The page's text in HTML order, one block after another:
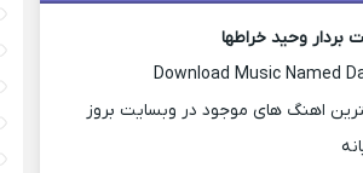
وحید خراطها
Download Music Named
اهنگ های موجود در وبسایت بروز